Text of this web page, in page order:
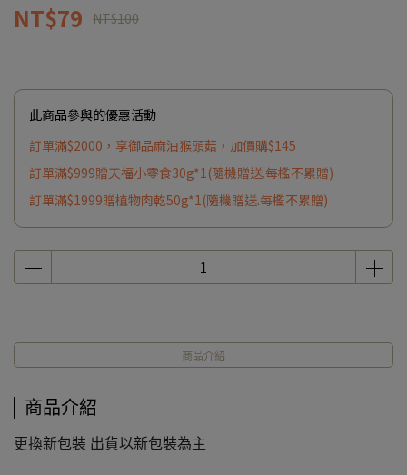
NT$79 NT$100
此商品參與的優惠活動
訂單滿$2000，享御品麻油猴頭菇，加價購$145
訂單滿$999贈天福小零食30g*1(隨機贈送.每檻不累贈)
訂單滿$1999贈植物肉乾50g*1(隨機贈送.每檻不累贈)
商品介紹
商品介紹
更換新包裝 出貨以新包裝為主